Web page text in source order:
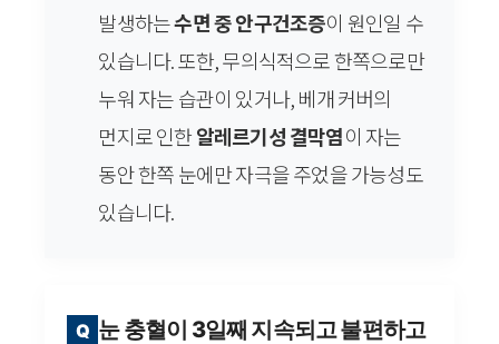
발생하는수면 중 안구건조증이 원인일 수
있습니다. 또한, 무의식적으로 한쪽으로만
누워 자는 습관이 있거나, 베개 커버의
먼지로 인한알레르기성 결막염이 자는
동안 한쪽 눈에만 자극을 주었을 가능성도
있습니다.
Q 눈 충혈이 3일째 지속되고 불편하고